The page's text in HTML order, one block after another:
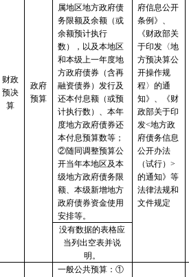
财政
预决
算
政府
预算
属地区地方政府债
务限额及余额（或
余额预计执行
数），以及本地区
和本级上一年度地
方政府债券（含再
融资债券）发行及
还本付息额（或预
计执行数）、本年
度地方政府债券还
本付息预算数等；
②随同调整预算公
开当年本地区及本
级地方政府债务限
额、本级新增地方
政府债券资金使用
安排等。
府信息公开
条例》、
《财政部关
于印发〈地
方预决算公
开操作规
程〉的通
知》 、《财
政部关于印
发<地方政
府债务信息
公开办法
（试行） >
的通知》等
法律法规和
文件规定
没有数据的表格应
当列出空表并说
明。
一般公共预算： ①